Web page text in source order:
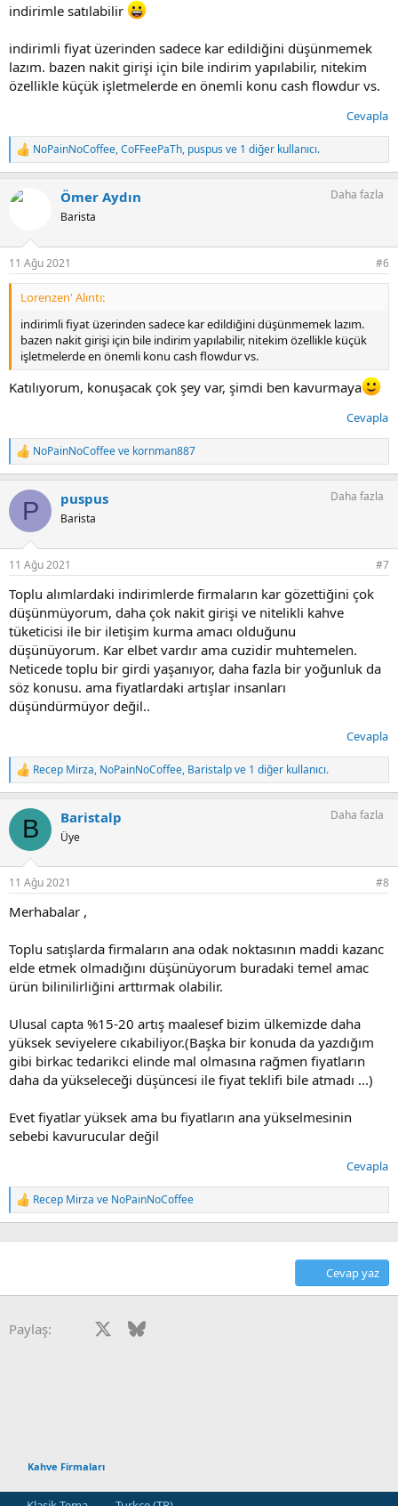
indirimle satılabilir
indirimli fiyat üzerinden sadece kar edildiğini düşünmemek
lazım. bazen nakit girişi için bile indirim yapılabilir, nitekim
özellikle küçük işletmelerde en önemli konu cash flowdur vs.
Cevapla
T
e
k
NoPainNoCoffee,CoFFeePaTh, puspus ve 1 diğer kullanıcı.
Ömer Aydın
Barista
Daha fazla
11 Ağu 2021 #6
Lorenzen' Alıntı:
indirimli fiyat üzerinden sadece kar edildiğini düşünmemek lazım.
bazen nakit girişi için bile indirim yapılabilir, nitekim özellikle küçük
işletmelerde en önemli konu cash flowdur vs.
Katılıyorum, konuşacak çok şey var, şimdi ben kavurmaya
Cevapla
T
e
k
l
NoPainNoCoffeeve kornman887
P puspus
Barista
Daha fazla
11 Ağu 2021 #7
Toplu alımlardaki indirimlerde firmaların kar gözettiğini çok
düşünmüyorum, daha çok nakit girişi ve nitelikli kahve
tüketicisi ile bir iletişim kurma amacı olduğunu
düşünüyorum. Kar elbet vardır ama cuzidir muhtemelen.
Neticede toplu bir girdi yaşanıyor, daha fazla bir yoğunluk da
söz konusu. ama fiyatlardaki artışlar insanları
düşündürmüyor değil..
Cevapla
T
e
k
l
Recep Mirza, NoPainNoCoffee, Baristalpve 1 diğer kullanıcı.
B Baristalp
Üye
Daha fazla
11 Ağu 2021 #8
Merhabalar ,
Toplu satışlarda firmaların ana odak noktasının maddi kazanc
elde etmek olmadığını düşünüyorum buradaki temel amac
ürün bilinilirliğini arttırmak olabilir.
Ulusal capta %15-20 artış maalesef bizim ülkemizde daha
yüksek seviyelere cıkabiliyor.(Başka bir konuda da yazdığım
gibi birkac tedarikci elinde mal olmasına rağmen fiyatların
daha da yükseleceği düşüncesi ile fiyat teklifi bile atmadı ...)
Evet fiyatlar yüksek ama bu fiyatların ana yükselmesinin
sebebi kavurucular değil
Cevapla
T
e
Recep Mirza ve NoPainNoCoffee
Cevap yaz
Paylaş: Facebook Bluesky
Kahve Firmaları